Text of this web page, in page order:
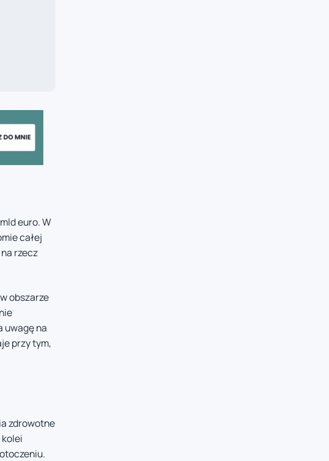
euro. W
całej
rzecz
obszarze
uwagę na
przy tym,
zdrowotne